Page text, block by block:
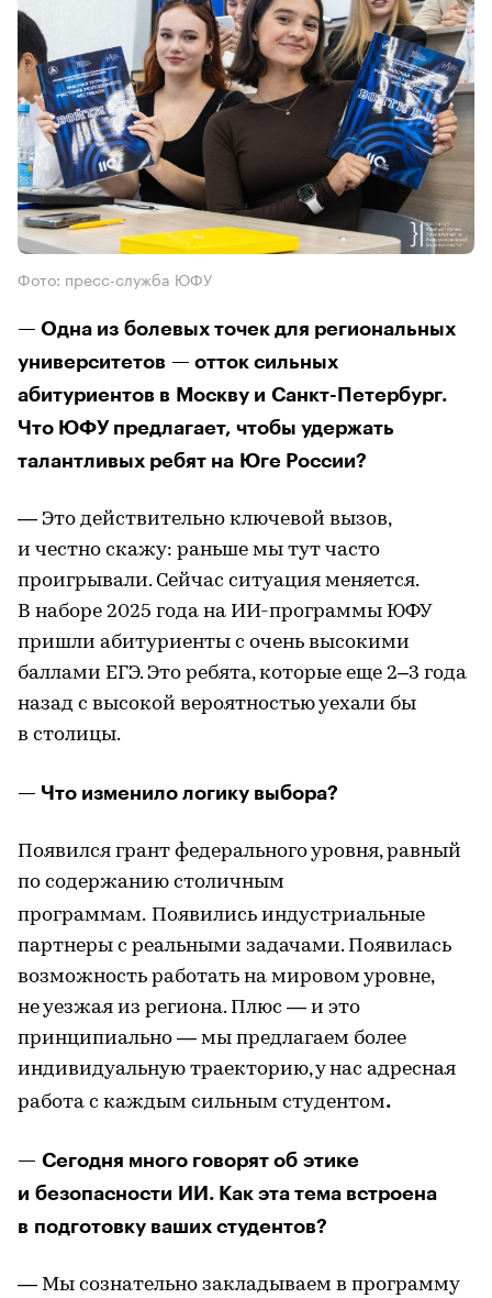
Фото: пресс-служба ЮФУ
— Одна из болевых точек для региональных
университетов — отток сильных
абитуриентов в Москву и Санкт-Петербург.
Что ЮФУ предлагает, чтобы удержать
талантливых ребят на Юге России?
— Это действительно ключевой вызов,
и честно скажу: раньше мы тут часто
проигрывали. Сейчас ситуация меняется.
В наборе 2025 года на ИИ-программы ЮФУ
пришли абитуриенты с очень высокими
баллами ЕГЭ. Это ребята, которые еще 2–3 года
назад с высокой вероятностью уехали бы
в столицы.
— Что изменило логику выбора?
Появился грант федерального уровня, равный
по содержанию столичным
программам. Появились индустриальные
партнеры с реальными задачами. Появилась
возможность работать на мировом уровне,
не уезжая из региона. Плюс — и это
принципиально — мы предлагаем более
индивидуальную траекторию, у нас адресная
работа с каждым сильным студентом.
— Сегодня много говорят об этике
и безопасности ИИ. Как эта тема встроена
в подготовку ваших студентов?
— Мы сознательно закладываем в программу